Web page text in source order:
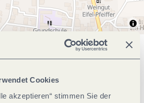
Cookies
akzeptieren“ stimmen Sie der
Informationen
Betrieb